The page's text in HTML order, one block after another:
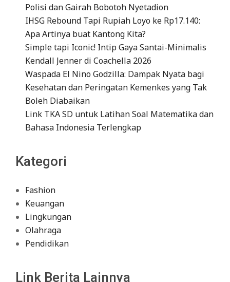
Polisi dan Gairah Bobotoh Nyetadion
IHSG Rebound Tapi Rupiah Loyo ke Rp17.140:
Apa Artinya buat Kantong Kita?
Simple tapi Iconic! Intip Gaya Santai-Minimalis
Kendall Jenner di Coachella 2026
Waspada El Nino Godzilla: Dampak Nyata bagi
Kesehatan dan Peringatan Kemenkes yang Tak
Boleh Diabaikan
Link TKA SD untuk Latihan Soal Matematika dan
Bahasa Indonesia Terlengkap
Kategori
Fashion
Keuangan
Lingkungan
Olahraga
Pendidikan
Link Berita Lainnya